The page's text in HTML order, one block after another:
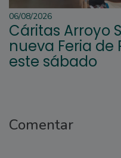
06/08/2026
Cáritas Arroyo
nueva Feria de
este sábado
Comentar